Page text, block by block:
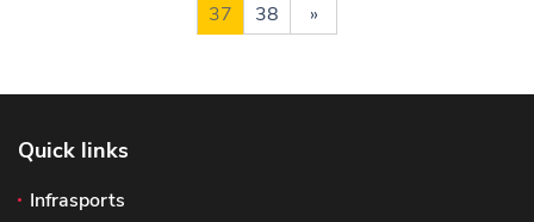
37
38 »
Quick links
Infrasports